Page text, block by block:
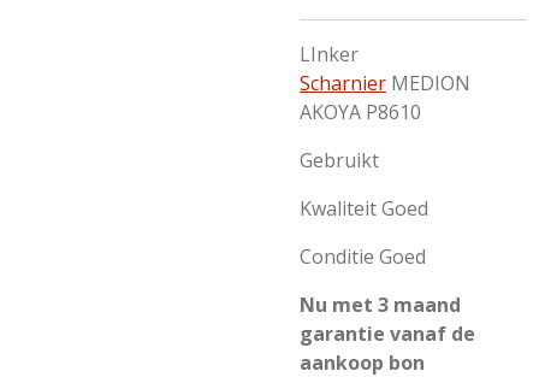
LInker
Scharnier MEDION
AKOYA P8610
Gebruikt
Kwaliteit Goed
Conditie Goed
Nu met 3 maand
garantie vanaf de
aankoop bon